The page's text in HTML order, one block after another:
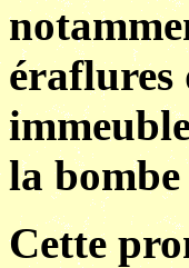
éraflures
la
Cette